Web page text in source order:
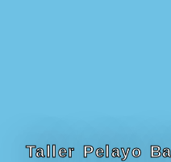
Taller Pelayo